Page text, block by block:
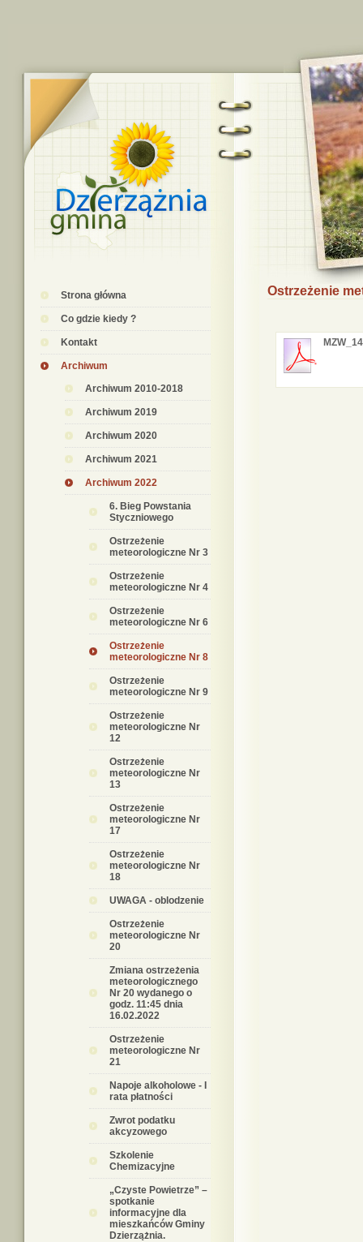
Strona główna
Co gdzie kiedy ?
Kontakt
Archiwum
Archiwum 2010-2018
Archiwum 2019
Archiwum 2020
Archiwum 2021
Archiwum 2022
6. Bieg Powstania
Styczniowego
Ostrzeżenie
meteorologiczne Nr 3
Ostrzeżenie
meteorologiczne Nr 4
Ostrzeżenie
meteorologiczne Nr 6
Ostrzeżenie
meteorologiczne Nr 8
Ostrzeżenie
meteorologiczne Nr 9
Ostrzeżenie
meteorologiczne Nr
12
Ostrzeżenie
meteorologiczne Nr
13
Ostrzeżenie
meteorologiczne Nr
17
Ostrzeżenie
meteorologiczne Nr
18
UWAGA - oblodzenie
Ostrzeżenie
meteorologiczne Nr
20
Zmiana ostrzeżenia
meteorologicznego
Nr 20 wydanego o
godz. 11:45 dnia
16.02.2022
Ostrzeżenie
meteorologiczne Nr
21
Napoje alkoholowe - I
rata płatności
Zwrot podatku
akcyzowego
Szkolenie
Chemizacyjne
„Czyste Powietrze” –
spotkanie
informacyjne dla
mieszkańców Gminy
Dzierzążnia.
Ostrzeżenie